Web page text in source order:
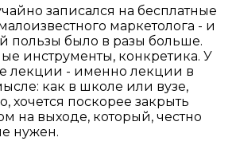
записался на бесплатные
маркетолога - и
пользы было в разы больше.
инструменты, конкретика. У
лекции - именно лекции в
как в школе или вузе,
хочется поскорее закрыть
на выходе, который, честно
нужен.